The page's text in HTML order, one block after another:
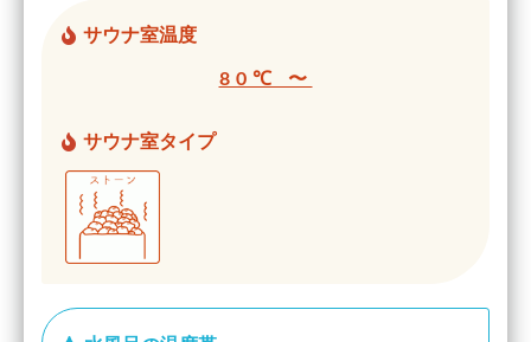
サウナ室温度
80℃ 〜
サウナ室タイプ